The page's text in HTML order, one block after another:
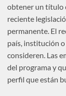
obtener un título
reciente
permanente. El
país, institución
consideren. Las
del programa y
perfil que están